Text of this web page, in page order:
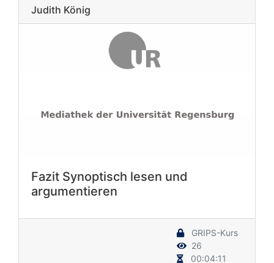
Judith König
Fazit Synoptisch lesen und
argumentieren
GRIPS-Kurs
26
00:04:11